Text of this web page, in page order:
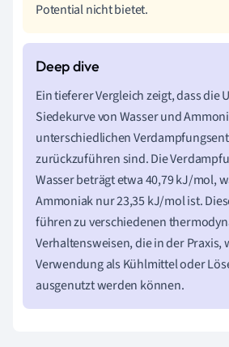
Potential nicht bietet.
Ein tieferer Vergleich zeigt, dass die
Siedekurve von Wasser und
unterschiedlichen
zurückzuführen sind. Die
Wasser beträgt etwa 40,79 kJ/mol,
Ammoniak nur 23,35 kJ/mol ist.
führen zu verschiedenen
Verhaltensweisen, die in der Praxis,
Verwendung als Kühlmittel oder
ausgenutzt werden können.